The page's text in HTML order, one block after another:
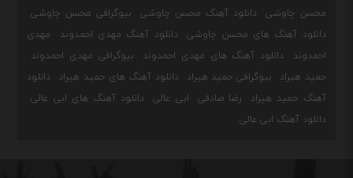
محسن چاوشی
دانلود آهنگ محسن چاوشی
بیوگرافی محسن چاوشی
دانلود آهنگ های محسن چاوشی
دانلود آهنگ مهدی احمدوند
مهدی
احمدوند
دانلود آهنگ های مهدی احمدوند
بیوگرافی مهدی احمدوند
حمید هیراد
بیوگرافی حمید هیراد دانلود آهنگ های حمید هیراد
دانلود
آهنگ حمید هیراد
رضا صادقی ابی عالی
دانلود آهنگ های ابی عالی
دانلود آهنگ ابی عالی